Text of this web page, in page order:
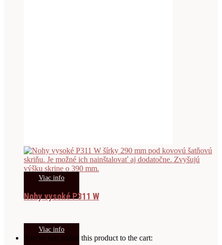
Viac info
Nohy vysoké P311 W
Viac info
You've just added this product to the cart: